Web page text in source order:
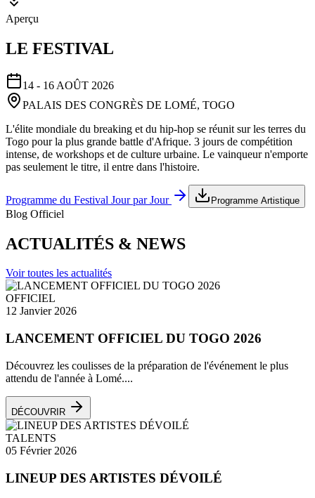
Aperçu
LE FESTIVAL
14 - 16 AOÛT 2026
PALAIS DES CONGRÈS DE LOMÉ, TOGO
L'élite mondiale du breaking et du hip-hop se réunit sur les terres du
Togo pour la plus grande battle d'Afrique. 3 jours de compétition
intense, de workshops et de culture urbaine. Le vainqueur n'emporte
pas seulement le titre, il entre dans l'histoire.
Programme du Festival Jour par Jour Programme Artistique
Blog Officiel
ACTUALITÉS & NEWS
Voir toutes les actualités
OFFICIEL
12 Janvier 2026
LANCEMENT OFFICIEL DU TOGO 2026
Découvrez les coulisses de la préparation de l'événement le plus
attendu de l'année à Lomé....
DÉCOUVRIR
TALENTS
05 Février 2026
LINEUP DES ARTISTES DÉVOILÉ